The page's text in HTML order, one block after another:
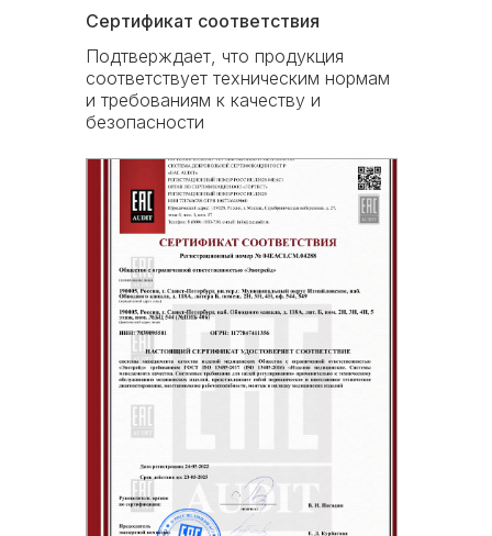
Подтверждает, что продукция
соответствует техническим нормам
и требованиям к качеству и
безопасности
Сертификат соответствия